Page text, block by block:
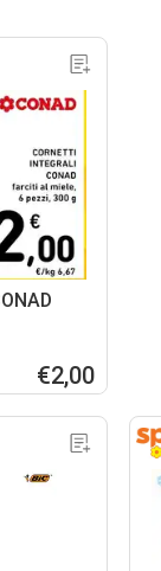
€2,00